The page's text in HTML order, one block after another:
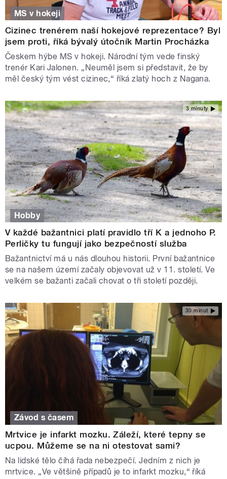
MS v hokeji
Cizinec trenérem naší hokejové reprezentace? Byl
jsem proti, říká bývalý útočník Martin Procházka
Českem hýbe MS v hokeji. Národní tým vede finský
trenér Kari Jalonen. „Neuměl jsem si představit, že by
měl český tým vést cizinec,“ říká zlatý hoch z Nagana.
3 minuty
Hobby
V každé bažantnici platí pravidlo tří K a jednoho P.
Perličky tu fungují jako bezpečností služba
Bažantnictví má u nás dlouhou historii. První bažantnice
se na našem území začaly objevovat už v 11. století. Ve
velkém se bažanti začali chovat o tři století později.
30 minut
Závod s časem
Mrtvice je infarkt mozku. Záleží, které tepny se
ucpou. Můžeme se na ni otestovat sami?
Na lidské tělo číhá řada nebezpečí. Jedním z nich je
mrtvice. „Ve většině případů je to infarkt mozku,“ říká